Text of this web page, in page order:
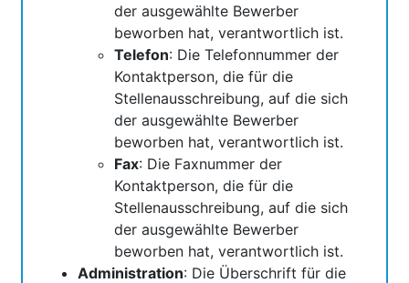
der ausgewählte Bewerber
beworben hat, verantwortlich ist.
Telefon: Die Telefonnummer der
Kontaktperson, die für die
Stellenausschreibung, auf die sich
der ausgewählte Bewerber
beworben hat, verantwortlich ist.
Fax: Die Faxnummer der
Kontaktperson, die für die
Stellenausschreibung, auf die sich
der ausgewählte Bewerber
beworben hat, verantwortlich ist.
Administration: Die Überschrift für die